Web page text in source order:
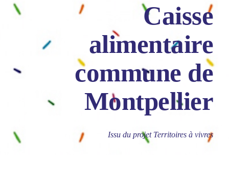
Caisse
alimentaire
commune de
Montpellier
Issu du projet Territoires à vivres